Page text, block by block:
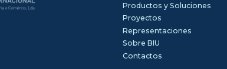
Productos y Soluciones
Proyectos
Representaciones
Sobre BIU
Contactos